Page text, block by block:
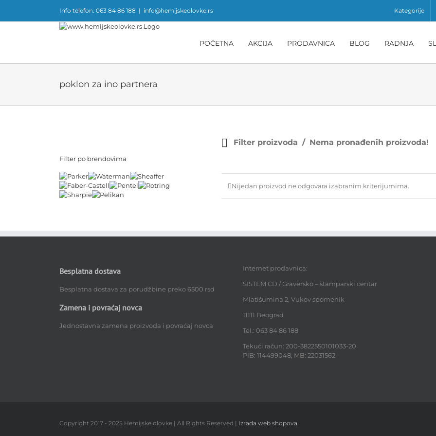
content
Info telefon: 063 84 86 188 | info@hemijskeolovke.rs Kategorije
POČETNA AKCIJA PRODAVNICA BLOG RADNJA
poklon za ino partnera
Filter proizvoda Nema pronađenih proizvoda!
Nijedan proizvod ne odgovara izabranim kriterijumima.
Filter po brendovima
Besplatna dostava
Besplatna dostava za porudžbine preko 6500 rsd
Zamena i povraćaj novca
Jednostavna zamena proizvoda i povraćaj novca
Internet prodavnica:
SISTEM CD / Graversko – štamparski centar
Mlatišumina 2, Vukov spomenik
11111 Beograd
Tel.: 063 84 86 188
Tekući račun: 200-3822550101033-20
PIB: 114499048, MB: 22031562
Copyright 2017 - 2025 Hemijske olovke | All Rights Reserved | Izrada web shopova